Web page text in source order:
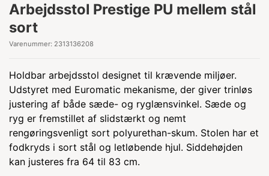
Arbejdsstol Prestige PU mellem stål
sort
Varenummer: 2313136208
Holdbar arbejdsstol designet til krævende miljøer.
Udstyret med Euromatic mekanisme, der giver trinløs
justering af både sæde- og ryglænsvinkel. Sæde og
ryg er fremstillet af slidstærkt og nemt
rengøringsvenligt sort polyurethan-skum. Stolen har et
fodkryds i sort stål og letløbende hjul. Siddehøjden
kan justeres fra 64 til 83 cm.